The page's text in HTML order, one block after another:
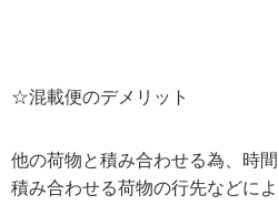
☆混載便のデメリット
他の荷物と積み合わせる為、時
積み合わせる荷物の行先などに